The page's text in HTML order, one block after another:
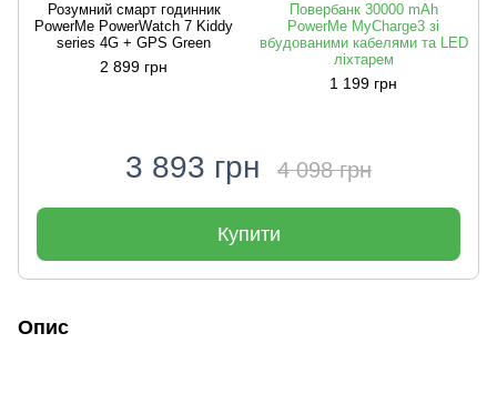
Розумний смарт годинник
PowerMe PowerWatch 7 Kiddy
series 4G + GPS Green
2 899 грн
Повербанк 30000 mAh
PowerMe MyCharge3 зі
вбудованими кабелями та LED
ліхтарем
1 199 грн
3 893 грн 4 098 грн
Купити
Опис